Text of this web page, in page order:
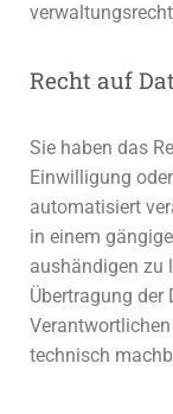
Recht auf
Sie haben das
Einwilligung
automatisiert
in einem
aushändigen zu
Übertragung der
technisch